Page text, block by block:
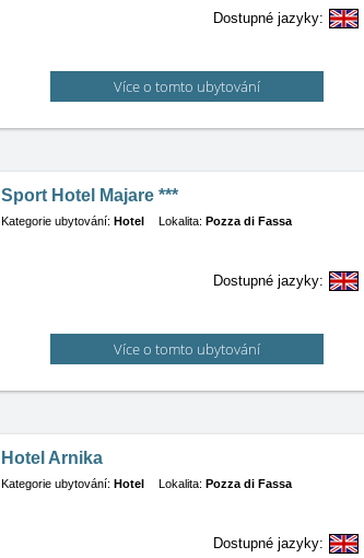
Dostupné jazyky:
Více o tomto ubytování
Sport Hotel Majare ***
Kategorie ubytování: Hotel Lokalita: Pozza di Fassa
Dostupné jazyky:
Více o tomto ubytování
Hotel Arnika
Kategorie ubytování: Hotel Lokalita: Pozza di Fassa
Dostupné jazyky: